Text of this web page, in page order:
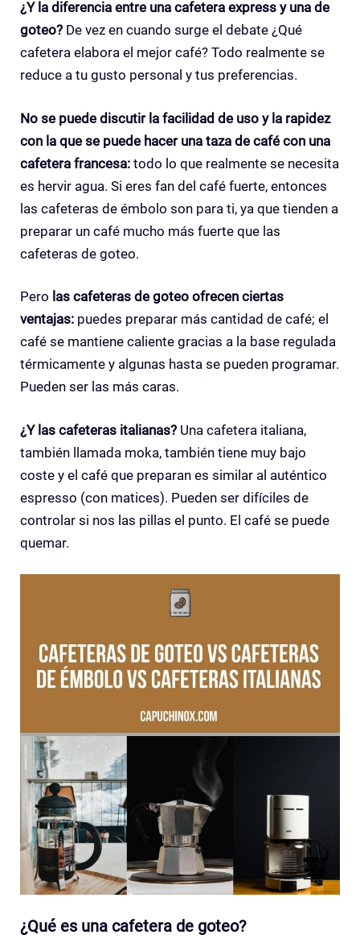
¿Y la diferencia entre una cafetera express y una de
goteo? De vez en cuando surge el debate ¿Qué
cafetera elabora el mejor café? Todo realmente se
reduce a tu gusto personal y tus preferencias.
No se puede discutir la facilidad de uso y la rapidez
con la que se puede hacer una taza de café con una
cafetera francesa: todo lo que realmente se necesita
es hervir agua. Si eres fan del café fuerte, entonces
las cafeteras de émbolo son para ti, ya que tienden a
preparar un café mucho más fuerte que las
cafeteras de goteo.
Pero las cafeteras de goteo ofrecen ciertas
ventajas: puedes preparar más cantidad de café; el
café se mantiene caliente gracias a la base regulada
térmicamente y algunas hasta se pueden programar.
Pueden ser las más caras.
¿Y las cafeteras italianas? Una cafetera italiana,
también llamada moka, también tiene muy bajo
coste y el café que preparan es similar al auténtico
espresso (con matices). Pueden ser difíciles de
controlar si nos las pillas el punto. El café se puede
quemar.
¿Qué es una cafetera de goteo?